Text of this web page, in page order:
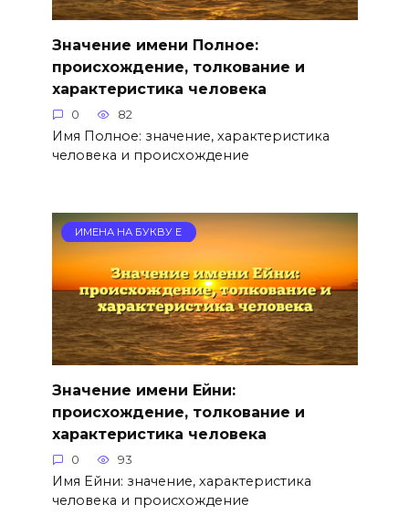
Значение имени Полное:
происхождение, толкование и
характеристика человека
0 82
Имя Полное: значение, характеристика
человека и происхождение
ИМЕНА НА БУКВУ Е
Значение имени Ейни:
происхождение, толкование и
характеристика человека
0 93
Имя Ейни: значение, характеристика
человека и происхождение